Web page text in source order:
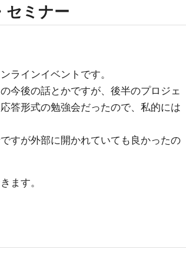
セミナー
ラインイベントです。
今後の話とかですが、後半のプロジェ
答形式の勉強会だったので、私的には
すが外部に開かれていても良かったの
ます。